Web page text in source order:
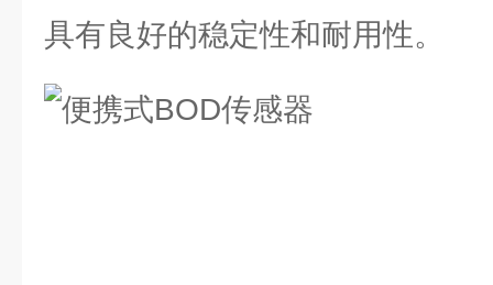
具有良好的稳定性和耐用性。